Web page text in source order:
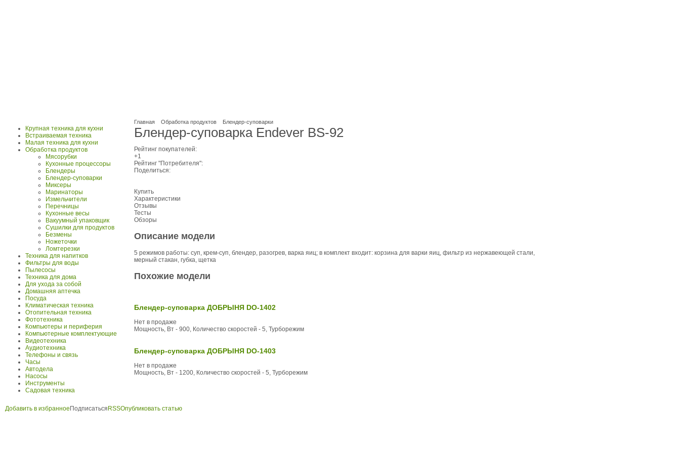
Главная Обработка продуктов Блендер-суповарки
Блендер-суповарка Endever BS-92
Рейтинг покупателей:
+1
Рейтинг "Потребителя":
Поделиться:
Купить
Характеристики
Отзывы
Тесты
Обзоры
Описание модели
5 режимов работы: суп, крем-суп, блендер, разогрев, варка яиц; в комплект входит: корзина для варки яиц, фильтр из нержавеющей стали,
мерный стакан, губка, щетка
Похожие модели
Блендер-суповарка ДОБРЫНЯ DO-1402
Нет в продаже
Мощность, Вт - 900, Количество скоростей - 5, Турборежим
Блендер-суповарка ДОБРЫНЯ DO-1403
Нет в продаже
Мощность, Вт - 1200, Количество скоростей - 5, Турборежим
Крупная техника для кухни
Встраиваемая техника
Малая техника для кухни
Обработка продуктов
Мясорубки
Кухонные процессоры
Блендеры
Блендер-суповарки
Миксеры
Маринаторы
Измельчители
Перечницы
Кухонные весы
Вакуумный упаковщик
Сушилки для продуктов
Безмены
Ножеточки
Ломтерезки
Техника для напитков
Фильтры для воды
Пылесосы
Техника для дома
Для ухода за собой
Домашняя аптечка
Посуда
Климатическая техника
Отопительная техника
Фототехника
Компьютеры и периферия
Компьютерные комплектующие
Видеотехника
Аудиотехника
Телефоны и связь
Часы
Автодела
Насосы
Инструменты
Садовая техника
Добавить в избранное Подписаться RSSОпубликовать статью